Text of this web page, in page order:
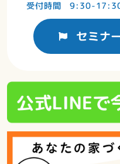
受付時間 9:30-
セミナ